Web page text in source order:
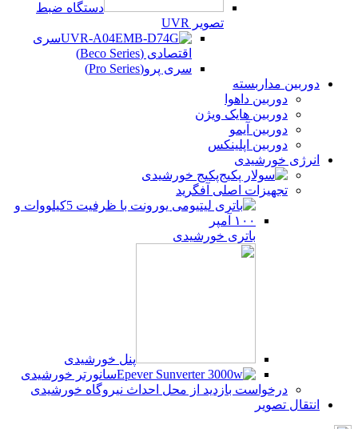
دستگاه ضبط
تصویر UVR
سری
اقتصادی (Beco Series)
سری پرو(Pro Series)
دوربین مداربسته
دوربین داهوا
دوربین هایک ویژن
دوربین آیمو
دوربین اپلینکس
انرژی خورشیدی
پکیج خورشیدی
تجهیزات اصلی آفگرید
باتری خورشیدی
پنل خورشیدی
سانورتر خورشیدی
درخواست بازدید از محل احداث نیروگاه خورشیدی
انتقال تصویر